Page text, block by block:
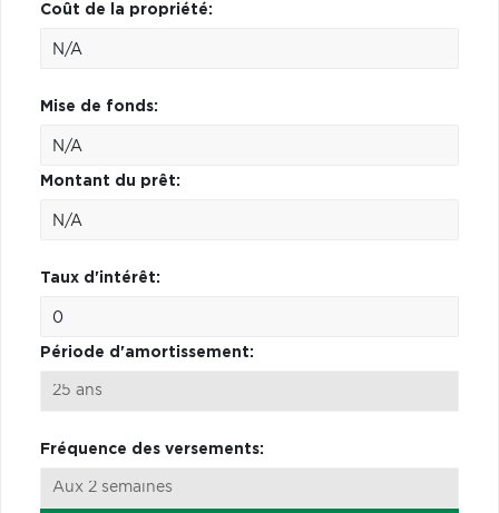
Coût de la propriété:
Mise de fonds:
Montant du prêt:
Taux d'intérêt:
Période d'amortissement:
Fréquence des versements: